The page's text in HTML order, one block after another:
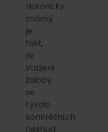
Notoricky
známý
je
fakt,
že
stažení
žaloby
se
týkalo
konkrétních
neshod